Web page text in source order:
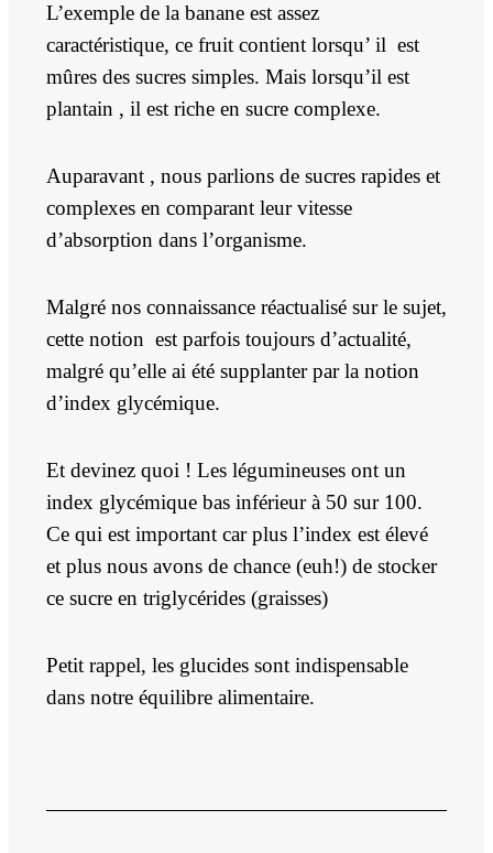
L’exemple de la banane est assez
caractéristique, ce fruit contient lorsqu’ il est
mûres des sucres simples. Mais lorsqu’il est
plantain , il est riche en sucre complexe.
Auparavant , nous parlions de sucres rapides et
complexes en comparant leur vitesse
d’absorption dans l’organisme.
Malgré nos connaissance réactualisé sur le sujet,
cette notion est parfois toujours d’actualité,
malgré qu’elle ai été supplanter par la notion
d’index glycémique.
Et devinez quoi ! Les légumineuses ont un
index glycémique bas inférieur à 50 sur 100.
Ce qui est important car plus l’index est élevé
et plus nous avons de chance (euh!) de stocker
ce sucre en triglycérides (graisses)
Petit rappel, les glucides sont indispensable
dans notre équilibre alimentaire.